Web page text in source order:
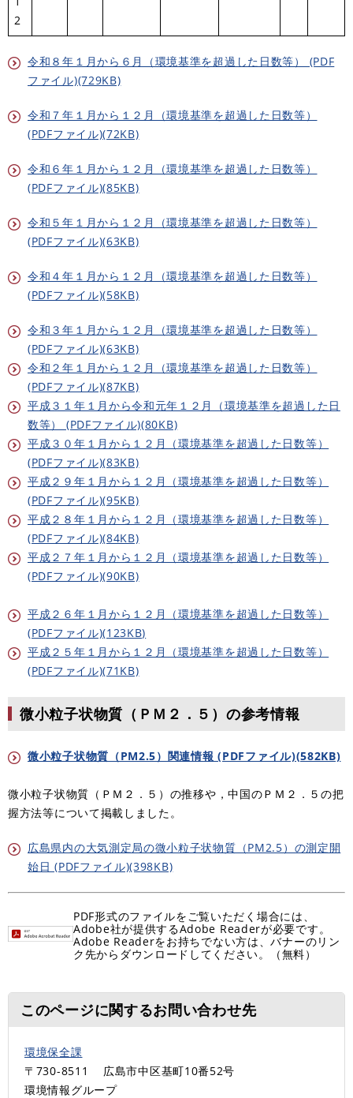
2
令和８年１月から６月（環境基準を超過した日数等） (PDF
ファイル)(729KB)
令和７年１月から１２月（環境基準を超過した日数等）
(PDFファイル)(72KB)
令和６年１月から１２月（環境基準を超過した日数等）
(PDFファイル)(85KB)
令和５年１月から１２月（環境基準を超過した日数等）
(PDFファイル)(63KB)
令和４年１月から１２月（環境基準を超過した日数等）
(PDFファイル)(58KB)
令和３年１月から１２月（環境基準を超過した日数等）
(PDFファイル)(63KB)
令和２年１月から１２月（環境基準を超過した日数等）
(PDFファイル)(87KB)
平成３１年１月から令和元年１２月（環境基準を超過した日
数等） (PDFファイル)(80KB)
平成３０年１月から１２月（環境基準を超過した日数等）
(PDFファイル)(83KB)
平成２９年１月から１２月（環境基準を超過した日数等）
(PDFファイル)(95KB)
平成２８年１月から１２月（環境基準を超過した日数等）
(PDFファイル)(84KB)
平成２７年１月から１２月（環境基準を超過した日数等）
(PDFファイル)(90KB)
平成２６年１月から１２月（環境基準を超過した日数等）
(PDFファイル)(123KB)
平成２５年１月から１２月（環境基準を超過した日数等）
(PDFファイル)(71KB)
微小粒子状物質（ＰＭ２．５）の参考情報
微小粒子状物質（PM2.5）関連情報 (PDFファイル)(582KB)
微小粒子状物質（ＰＭ２．５）の推移や，中国のＰＭ２．５の把
握方法等について掲載しました。
広島県内の大気測定局の微小粒子状物質（PM2.5）の測定開
始日 (PDFファイル)(398KB)
PDF形式のファイルをご覧いただく場合には、
Adobe社が提供するAdobe Readerが必要です。
Adobe Readerをお持ちでない方は、バナーのリン
ク先からダウンロードしてください。（無料）
このページに関するお問い合わせ先
環境保全課
〒730-8511
広島市中区基町10番52号
環境情報グループ